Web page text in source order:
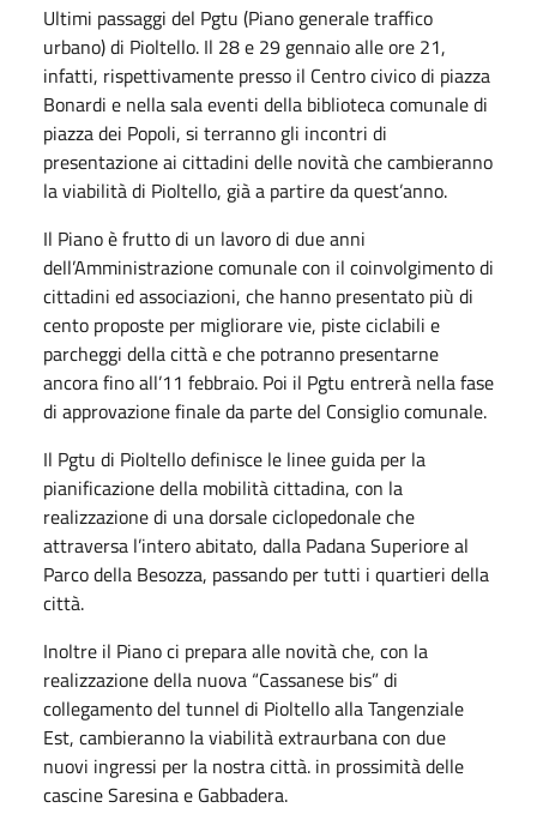
Ultimi passaggi del Pgtu (Piano generale traffico
urbano) di Pioltello. Il 28 e 29 gennaio alle ore 21,
infatti, rispettivamente presso il Centro civico di piazza
Bonardi e nella sala eventi della biblioteca comunale di
piazza dei Popoli, si terranno gli incontri di
presentazione ai cittadini delle novità che cambieranno
la viabilità di Pioltello, già a partire da quest’anno.
Il Piano è frutto di un lavoro di due anni
dell’Amministrazione comunale con il coinvolgimento di
cittadini ed associazioni, che hanno presentato più di
cento proposte per migliorare vie, piste ciclabili e
parcheggi della città e che potranno presentarne
ancora fino all’11 febbraio. Poi il Pgtu entrerà nella fase
di approvazione finale da parte del Consiglio comunale.
Il Pgtu di Pioltello definisce le linee guida per la
pianificazione della mobilità cittadina, con la
realizzazione di una dorsale ciclopedonale che
attraversa l’intero abitato, dalla Padana Superiore al
Parco della Besozza, passando per tutti i quartieri della
città.
Inoltre il Piano ci prepara alle novità che, con la
realizzazione della nuova “Cassanese bis” di
collegamento del tunnel di Pioltello alla Tangenziale
Est, cambieranno la viabilità extraurbana con due
nuovi ingressi per la nostra città. in prossimità delle
cascine Saresina e Gabbadera.